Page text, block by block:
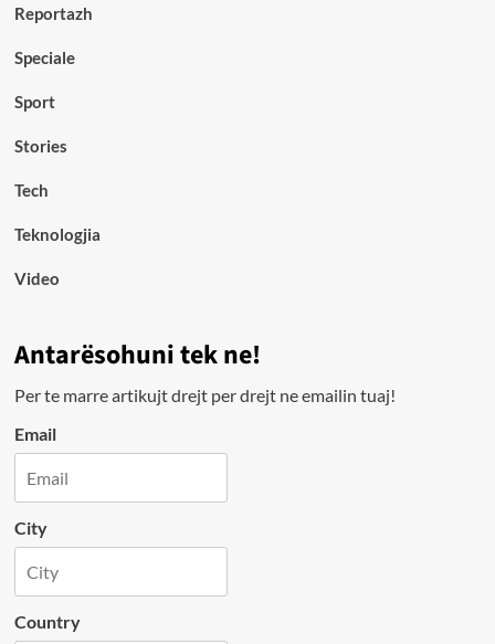
Reportazh
Speciale
Sport
Stories
Tech
Teknologjia
Video
Antarësohuni tek ne!
Per te marre artikujt drejt per drejt ne emailin tuaj!
Email
City
Country